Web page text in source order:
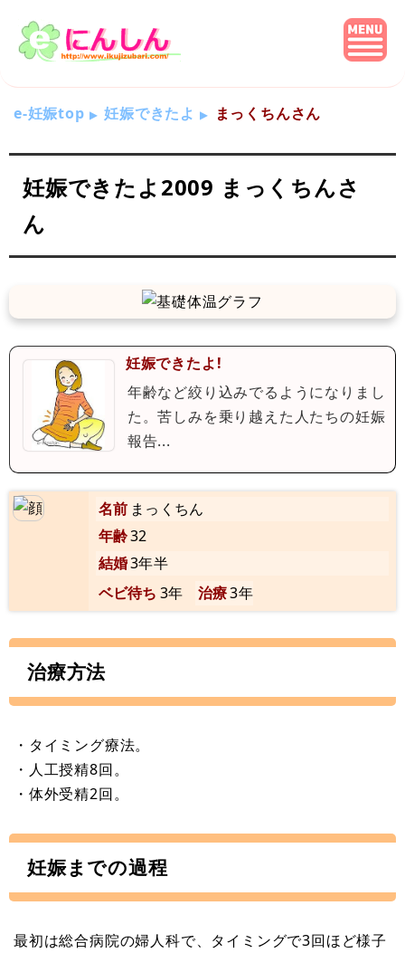
e-妊娠top 妊娠できたよ まっくちんさん
妊娠できたよ2009 まっくちんさ
ん
妊娠できたよ!
年齢など絞り込みでるようになりまし
た。苦しみを乗り越えた人たちの妊娠
報告...
名前 まっくちん
年齢32
結婚3年半
ベビ待ち 3年 治療3年
治療方法
・タイミング療法。
・人工授精8回。
・体外受精2回。
妊娠までの過程
最初は総合病院の婦人科で、タイミングで3回ほど様子